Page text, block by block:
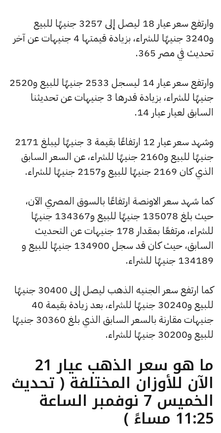
وارتفع سعر عيار 18 ليصل إلى 3257 جنيهًا للبيع
و3240 جنيهًا للشراء، بزيادة قيمتها 4 جنيهات عن آخر
تحديث في مصر 365.
وارتفع سعر عيار 14 ليسجل 2533 جنيهًا للبيع و2520
جنيهًا للشراء، بزيادة قدرها 3 جنيهات عن تحديثنا
السابق لعيار عيار 14.
وشهد سعر عيار 12 ارتفاعًا بقيمة 3 جنيهًا ليبلغ 2171
جنيهًا للبيع و2160 جنيهًا للشراء، عن السعر السابق
الذي كان 2169 جنيهًا للبيع و2157 جنيهًا للشراء.
كما شهد سعر الاونصة ارتفاعًا بالسوق المصري الآن،
حيث بلغ 135078 جنيهًا للبيع و134367 جنيهًا
للشراء، مرتفعًا بمقدار 178 جنيهات عن التحديث
السابق، حيث كان قد سجل 134900 جنيهًا للبيع و
134189 جنيهًا للشراء.
كما ارتفع سعر الجنيه الذهب ليصل إلى 30400 جنيهًا
للبيع و30240 جنيهًا للشراء، بعد زيادة بقيمة 40
جنيهات مقارنة بالسعر السابق الذي بلغ 30360 جنيهًا
للبيع و30200 جنيهًا للشراء.
ما هو سعر الذهب عيار 21
الآن للأوزان المختلفة ( تحديث
الخميس 7 نوفمبر الساعة
11:25 مساءً )